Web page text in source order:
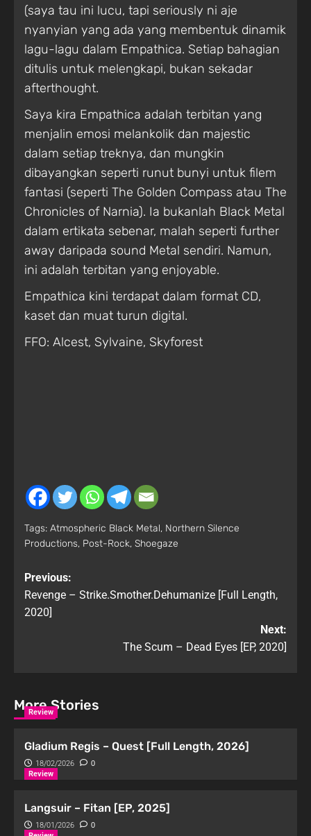
(saya tau ini lucu, tapi seriously ni aje
nyanyian yang ada yang membentuk dinamik
lagu-lagu dalam Empathica. Setiap bahagian
ditulis untuk melengkapi, bukan sekadar
afterthought.
Saya kira Empathica adalah terbitan yang
menjalin emosi melankolik dan majestic
dalam setiap treknya, dan mungkin
dibayangkan seperti runut bunyi untuk filem
fantasi (seperti The Golden Compass atau The
Chronicles of Narnia). Ia bukanlah Black Metal
dalam ertikata sebenar, malah seperti further
away daripada sound Metal sendiri. Namun,
ini adalah terbitan yang enjoyable.
Empathica kini terdapat dalam format CD,
kaset dan muat turun digital.
FFO: Alcest, Sylvaine, Skyforest
Tags: Atmospheric Black Metal, Northern Silence
Productions, Post-Rock, Shoegaze
Previous:
Revenge – Strike.Smother.Dehumanize [Full Length,
2020]
Next:
The Scum – Dead Eyes [EP, 2020]
More Stories
Review
Gladium Regis – Quest [Full Length, 2026]
18/02/2026 0
Review
Langsuir – Fitan [EP, 2025]
18/01/2026 0